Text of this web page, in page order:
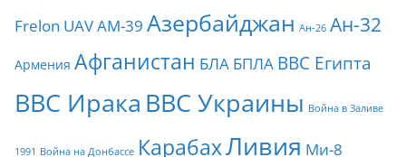
Frelon UAVАМ-39 Азербайджан Ан-26 Ан-32
Армения Афганистан БЛА БПЛА ВВС Египта
ВВС Ирака ВВС Украины Война в Заливе
1991 Война на Донбассе КарабахЛивия Ми-8